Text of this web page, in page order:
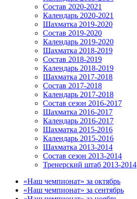
Состав 2020-2021
Календарь 2020-2021
Шахматка 2019-2020
Состав 2019-2020
Календарь 2019-2020
Шахматка 2018-2019
Состав 2018-2019
Календарь 2018-2019
Шахматка 2017-2018
Состав 2017-2018
Календарь 2017-2018
Состав сезон 2016-2017
Шахматка 2016-2017
Календарь 2016-2017
Шахматка 2015-2016
Календарь 2015-2016
Шахматка 2013-2014
Состав сезон 2013-2014
Тренерский штаб 2013-2014
«Наш чемпионат» за октябрь
«Наш чемпионат» за сентябрь